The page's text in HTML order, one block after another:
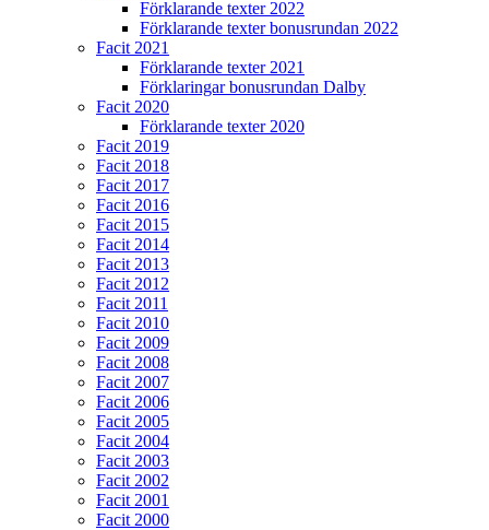
Förklarande texter 2022
Förklarande texter bonusrundan 2022
Facit 2021
Förklarande texter 2021
Förklaringar bonusrundan Dalby
Facit 2020
Förklarande texter 2020
Facit 2019
Facit 2018
Facit 2017
Facit 2016
Facit 2015
Facit 2014
Facit 2013
Facit 2012
Facit 2011
Facit 2010
Facit 2009
Facit 2008
Facit 2007
Facit 2006
Facit 2005
Facit 2004
Facit 2003
Facit 2002
Facit 2001
Facit 2000